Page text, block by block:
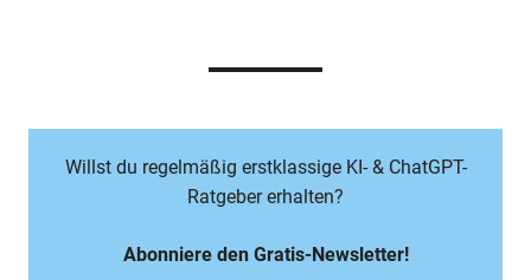
Willst du regelmäßig erstklassige KI- & ChatGPT-
Ratgeber erhalten?
Abonniere den Gratis-Newsletter!